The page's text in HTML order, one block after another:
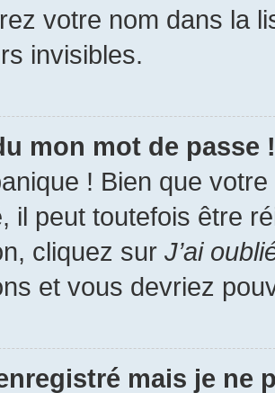
votre nom dans la
invisibles.
mon mot de passe !
! Bien que
il peut toutefois être
cliquez sur J’ai
et vous devriez
mais je ne